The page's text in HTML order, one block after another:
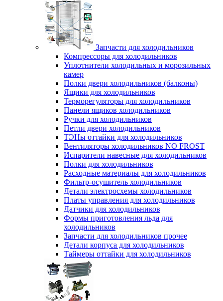
Запчасти для холодильников
Компрессоры для холодильников
Уплотнители холодильных и морозильных
камер
Полки двери холодильников (балконы)
Ящики для холодильников
Терморегуляторы для холодильников
Панели ящиков холодильников
Ручки для холодильников
Петли двери холодильников
ТЭНы оттайки для холодильников
Вентиляторы холодильников NO FROST
Испарители навесные для холодильников
Полки для холодильников
Расходные материалы для холодильников
Фильтр-осушитель холодильников
Детали электросхемы холодильников
Платы управления для холодильников
Датчики для холодильников
Формы приготовления льда для
холодильников
Запчасти для холодильников прочее
Детали корпуса для холодильников
Таймеры оттайки для холодильников